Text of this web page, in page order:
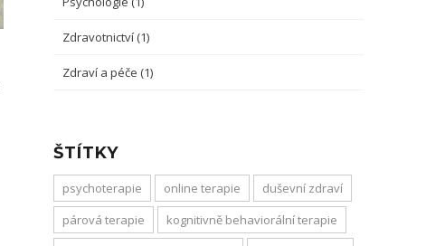
Zdravotnictví (1)
Zdraví a péče (1)
ŠTÍTKY
psychoterapie online terapie
duševní zdraví
párová terapie
kognitivně behaviorální terapie